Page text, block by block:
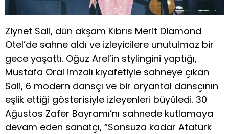
Ziynet Sali, dün akşam Kıbrıs Merit Diamond
Otel’de sahne aldı ve izleyicilere unutulmaz bir
gece yaşattı. Oğuz Arel’in stylingini yaptığı,
Mustafa Oral imzalı kıyafetiyle sahneye çıkan
Sali, 6 modern dansçı ve bir oryantal dansçının
eşlik ettiği gösterisiyle izleyenleri büyüledi. 30
Ağustos Zafer Bayramı’nı sahnede kutlamaya
devam eden sanatçı, “Sonsuza kadar Atatürk